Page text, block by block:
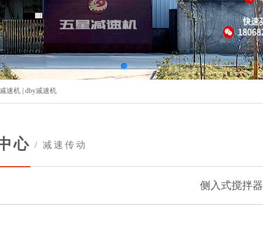
速机 dby减速机
心 / 减速传动
侧入式搅拌器